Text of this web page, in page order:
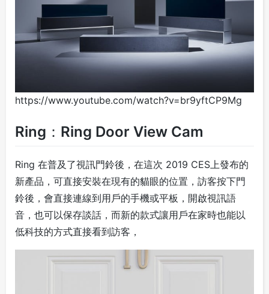
https://www.youtube.com/watch?v=br9yftCP9Mg
Ring：Ring Door View Cam
Ring 在普及了視訊門鈴後，在這次 2019 CES上發布的
新產品，可直接安裝在現有的貓眼的位置，訪客按下門
鈴後，會直接連線到用戶的手機或平板，開啟視訊語
音，也可以保存談話，而新的款式讓用戶在家時也能以
低科技的方式直接看到訪客，